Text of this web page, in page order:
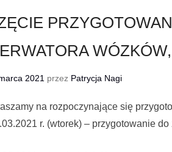
2021 przez Patrycja Nagi
na rozpoczynające się
r. (wtorek) – przygotowanie